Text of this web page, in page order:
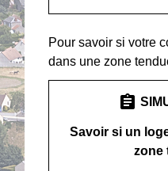
Pour savoir si votre
dans une zone
assignment
Savoir si un
zone